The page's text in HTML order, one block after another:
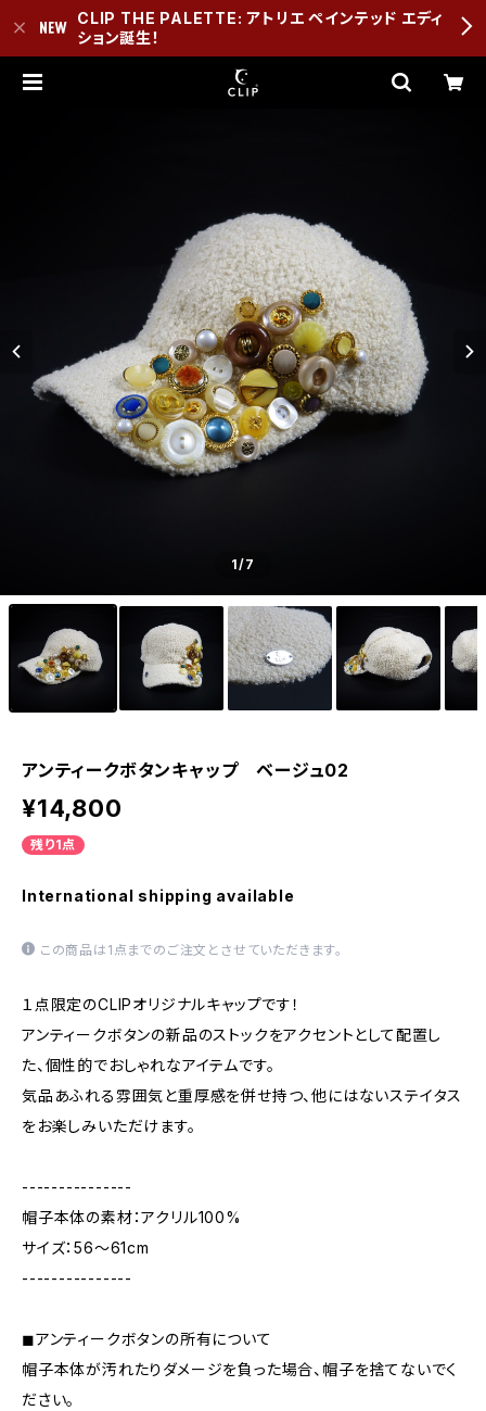
CLIP THE PALETTE: アトリエ ペインテッド エディ
ション誕生！
1/7
アンティークボタンキャップ ベージュ02
¥14,800
残り1点
International shipping available
この商品は1点までのご注文とさせていただきます。
１点限定のCLIPオリジナルキャップです！
アンティークボタンの新品のストックをアクセントとして配置し
た、個性的でおしゃれなアイテムです。
気品あふれる雰囲気と重厚感を併せ持つ、他にはないステイタス
をお楽しみいただけます。
---------------
帽子本体の素材：アクリル100%
サイズ：56〜61cm
---------------
◼︎アンティークボタンの所有について
帽子本体が汚れたりダメージを負った場合、帽子を捨てないでく
ださい。